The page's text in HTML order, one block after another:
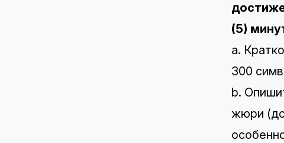
(5)
a.
300
b.
жюри (до